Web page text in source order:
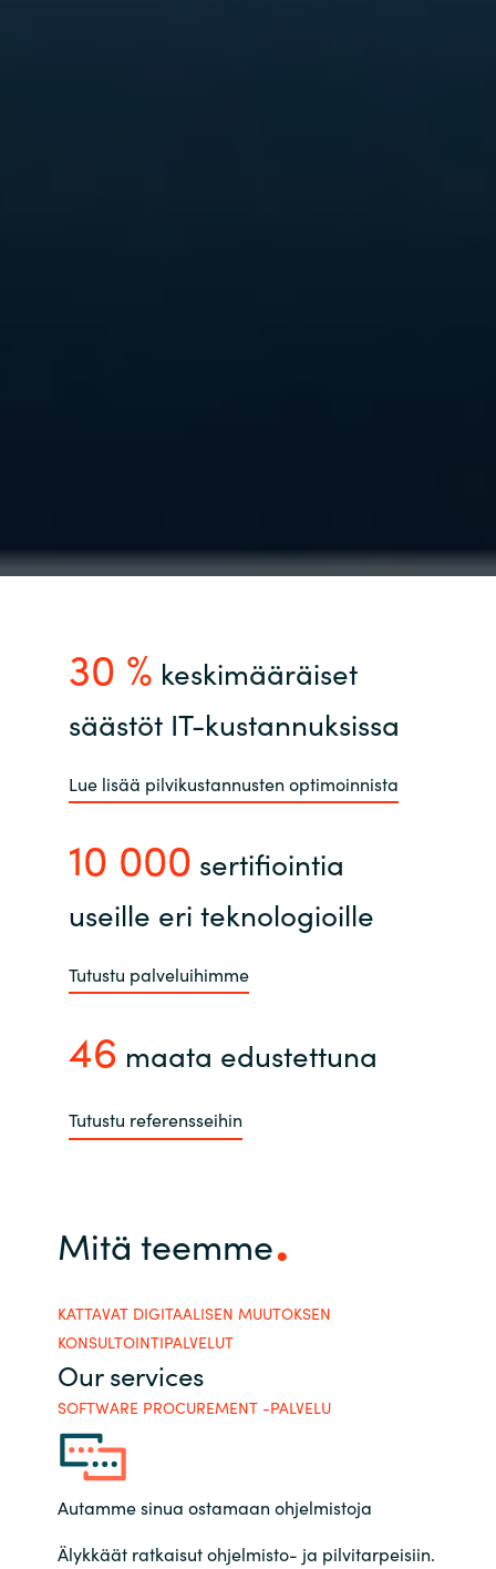
30 % keskimääräiset
säästöt IT-kustannuksissa
Lue lisää pilvikustannusten optimoinnista
10 000 sertifiointia
useille eri teknologioille
Tutustu palveluihimme
46 maata edustettuna
Tutustu referensseihin
Mitä teemme
KATTAVAT DIGITAALISEN MUUTOKSEN
KONSULTOINTIPALVELUT
Our services
SOFTWARE PROCUREMENT -PALVELU
Autamme sinua ostamaan ohjelmistoja
Älykkäät ratkaisut ohjelmisto- ja pilvitarpeisiin.